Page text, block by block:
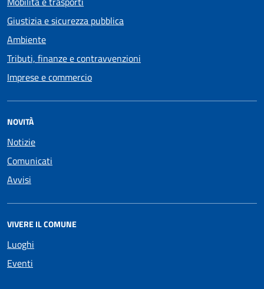
Giustizia e sicurezza pubblica
Ambiente
Tributi, finanze e contravvenzioni
Imprese e commercio
NOVITÀ
Notizie
Comunicati
Avvisi
VIVERE IL COMUNE
Luoghi
Eventi